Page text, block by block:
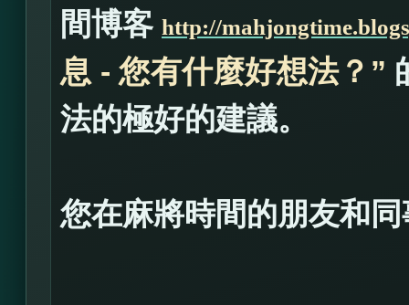
間博客 http://
息 - 您有什麼好想法？”
法的極好的建議。
您在麻將時間的朋友和